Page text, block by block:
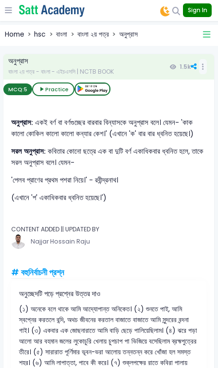
Sign In
Home hsc বাংলা বাংলা ২য় পত্র অনুপ্রাস
অনুপ্রাস
বাংলা ২য় পত্র - বাংলা - এইচএসসি | NCTB BOOK
1.5k
MCQ:5 Practice
অনুপ্রাস:একই বর্ণ বা বর্ণগুচ্ছের বারবার বিন্যাসকে অনুপ্রাস বলে। যেমন- 'কাক
কালো কোকিল কালো কালো কন্যার কেশ।' (এখানে 'ক' বার বার ধ্বনিত হয়েছে।)
সরল অনুপ্রাস: কবিতার কোনো ছত্রে এক বা দুটি বর্ণ একাধিকবার ধ্বনিত হলে, তাকে
সরল অনুপ্রাস বলে। যেমন-
'পেলব প্রাণের প্রথম পশরা নিয়ে।' - রবীন্দ্রনাথ।
(এখানে 'প' একাধিকবার ধ্বনিত হয়েছে।')
CONTENT ADDED || UPDATED BY
Najjar Hossain Raju
# বহুনির্বাচনী প্রশ্ন
অনুচ্ছেদটি পড়ে প্রশ্নের উত্তর দাও
(১) অনেকে বলে থাকে আমি আদ্যোপান্ত অনিকেত। (২) শুনতে পাই, আমি
স্বপ্নের করতলে বন্দি, অথচ জীবনের করতাল বাজাতে বাজাতে আমি সুন্দরের বন্দনা
গাই। (৩) একবার এক জোছনারাতে আমি বাড়ি ছেড়ে পালিয়েছিলাম। (৪) ঝরে পড়া
আলো আর বহমান জলের লুকোচুরি খেলায় চুপচাপ পা ভিজিয়ে বসেছিলাম ব্রহ্মপুত্রের
তীরে। (৫) সারারাত পূর্ণিমার ভূবন-ভরা আলোয় তন্নতন্ন করে খোঁজা হল সমস্ত
শহর। (৬) আমি লাপাত্তা, পাবে কী করে। (৭) শুক্লপক্ষের রাতে কবিরা পালায়